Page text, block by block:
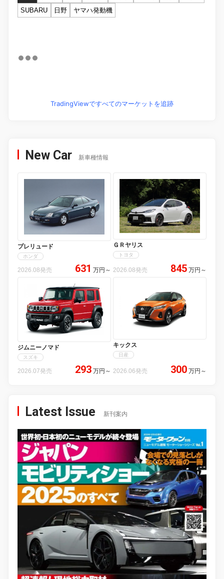
SUBARU
日野 ヤマハ発動機
TradingViewですべてのマーケットを追跡
New Car 新車種情報
プレリュード
ホンダ
2026.08発売 631 万円 ～
ＧＲヤリス
トヨタ
2026.08発売 845 万円 ～
ジムニーノマド
スズキ
2026.07発売 293 万円 ～
キックス
日産
2026.06発売 300 万円 ～
Latest Issue 新刊案内